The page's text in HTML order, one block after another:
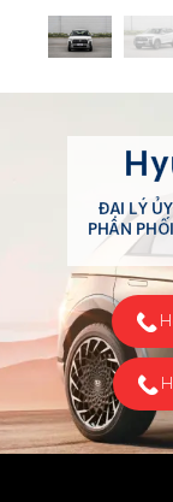
ĐẠI LÝ
PHÂN